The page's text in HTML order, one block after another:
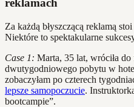
reklamach
Za każdą błyszczącą reklamą
Niektóre to spektakularne
Case 1: Marta, 35 lat, wróciła
dwutygodniowego pobytu w
zobaczyłam po czterech
lepsze samopoczucie.
bootcampie”.